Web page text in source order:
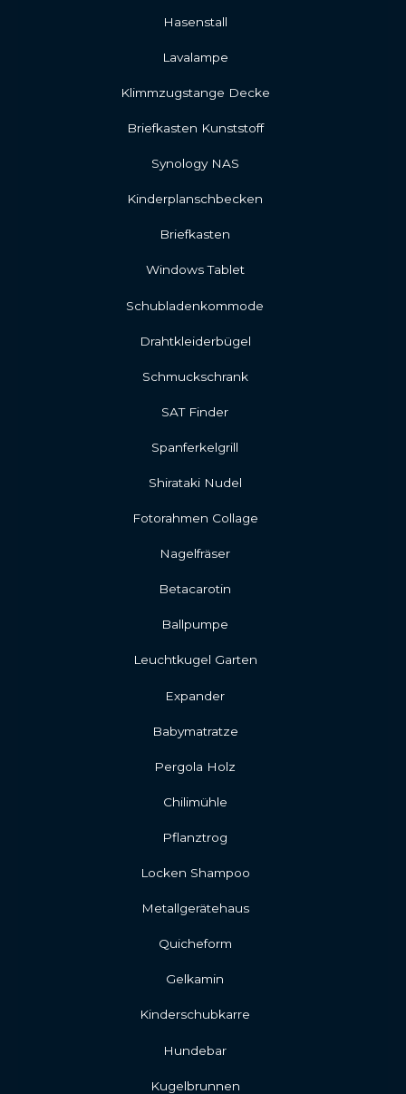
Hasenstall
Lavalampe
Klimmzugstange Decke
Briefkasten Kunststoff
Synology NAS
Kinderplanschbecken
Briefkasten
Windows Tablet
Schubladenkommode
Drahtkleiderbügel
Schmuckschrank
SAT Finder
Spanferkelgrill
Shirataki Nudel
Fotorahmen Collage
Nagelfräser
Betacarotin
Ballpumpe
Leuchtkugel Garten
Expander
Babymatratze
Pergola Holz
Chilimühle
Pflanztrog
Locken Shampoo
Metallgerätehaus
Quicheform
Gelkamin
Kinderschubkarre
Hundebar
Kugelbrunnen